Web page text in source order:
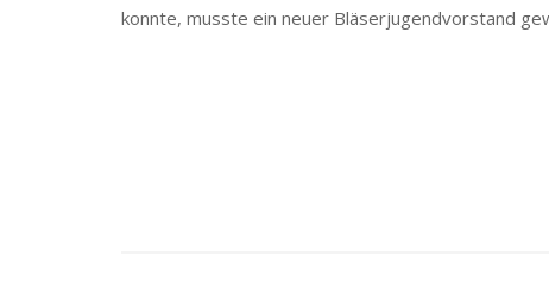
konnte, musste ein neuer Bläserjugendvorstand